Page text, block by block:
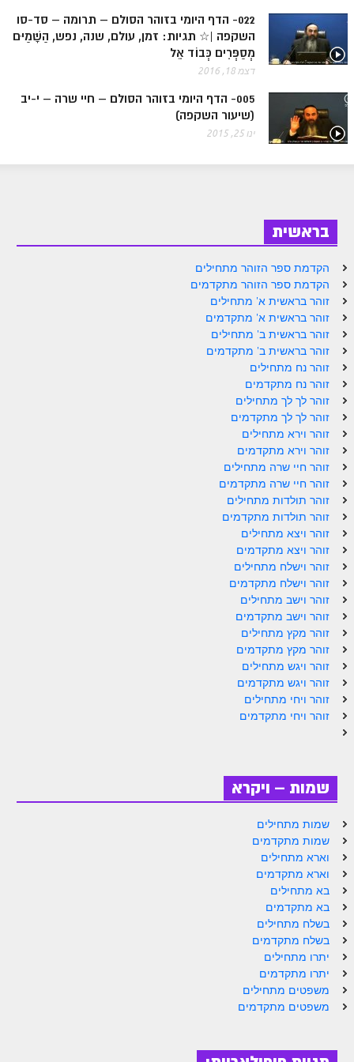
ספר הזוהר בראשית ב' מתחילים
ספר הזוהר בראשית ב' מתקדמים
ספר הזוהר נח מתחילים
ספר הזוהר נח מתקדמים
ספר הזוהר וירא מתקדמים
ספר הזוהר חיי שרה מתחילים
ספר הזוהר חיי שרה מתקדמים
ספר הזוהר תולדות מתחילים
ספר הזוהר תולדות מתקדמים
ספר הזוהר ויצא מתחילים
ספר הזוהר ויצא מתקדמים
ספר הזוהר וישלח מתחילים
הזוהר הקדוש וישלח מתקדמים
הזוהר הקדוש וישב מתחילים
הזוהר הקדוש וישב מתקדמים
הזוהר הקדוש מקץ מתחילים
הזוהר הקדוש מקץ מתקדמים
הזוהר הקדוש ויגש מתחילים
הזוהר הקדוש ויגש מתקדמים
הזוהר הקדוש ויחי מתחילים
ספר הזוהר – שמות
הזוהר הקדוש שמות מתקדמים
הזוהר הקדוש וארא מתחילים
הזוהר הקדוש וארא מתקדמים
הזוהר הקדוש בא מתחילים
הזוהר הקדוש בא מתקדמים
הזוהר הקדוש בשלח מתחילים
הזוהר הקדוש בשלח מתקדמים
משפטים מתחילים
022- הדף היומי בזוהר הסולם – תרומה – סד-סו
השקפה |☆ תגיות: זמן, עולם, שנה, נפש, הַשָּׁמַיִם
מְסַפְּרִים כְּבוֹד אֵל
דצמ 18, 2016
005- הדף היומי בזוהר הסולם – חיי שרה – י-יב
(שיעור השקפה)
ינו 25, 2015
בראשית
הקדמת ספר הזוהר מתחילים
הקדמת ספר הזוהר מתקדמים
זוהר בראשית א' מתחילים
זוהר בראשית א' מתקדמים
זוהר בראשית ב' מתחילים
זוהר בראשית ב' מתקדמים
זוהר נח מתחילים
זוהר נח מתקדמים
זוהר לך לך מתחילים
זוהר לך לך מתקדמים
זוהר וירא מתחילים
זוהר וירא מתקדמים
זוהר חיי שרה מתחילים
זוהר חיי שרה מתקדמים
זוהר תולדות מתחילים
זוהר תולדות מתקדמים
זוהר ויצא מתחילים
זוהר ויצא מתקדמים
זוהר וישלח מתחילים
זוהר וישלח מתקדמים
זוהר וישב מתחילים
זוהר וישב מתקדמים
זוהר מקץ מתחילים
זוהר מקץ מתקדמים
זוהר ויגש מתחילים
זוהר ויגש מתקדמים
זוהר ויחי מתחילים
זוהר ויחי מתקדמים
שמות – ויקרא
שמות מתחילים
שמות מתקדמים
וארא מתחילים
וארא מתקדמים
בא מתחילים
בא מתקדמים
בשלח מתחילים
בשלח מתקדמים
יתרו מתחילים
יתרו מתקדמים
משפטים מתחילים
משפטים מתקדמים